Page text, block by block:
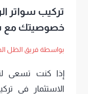
وأسعار
خيالية
تركيب سواتر
خصوصيتك مع
بواسطة فريق الظل
إذا كنت تسعى
الاستثمار في